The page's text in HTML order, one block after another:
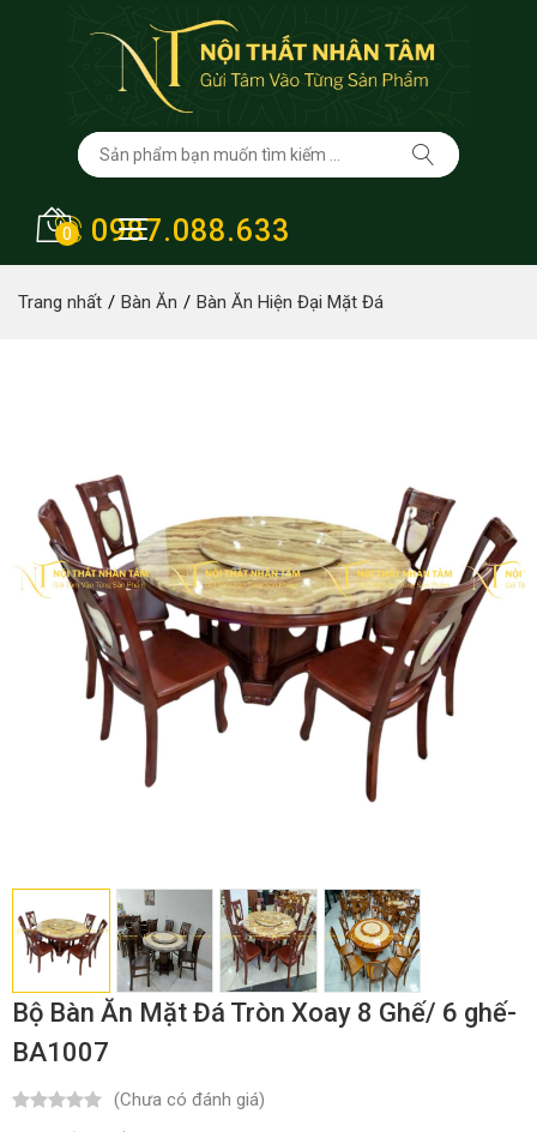
0987.088.633
0
Trang nhất Bàn Ăn Bàn Ăn Hiện Đại Mặt Đá
Bộ Bàn Ăn Mặt Đá Tròn Xoay 8 Ghế/ 6 ghế-
BA1007
(Chưa có đánh giá)